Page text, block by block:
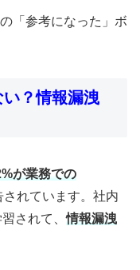
「参考になった」ボ
？情報漏洩
が業務での
されています。社内
されて、情報漏洩